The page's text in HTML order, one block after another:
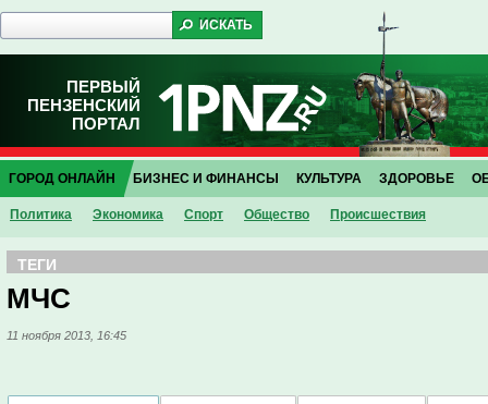
ПЕРВЫЙ
ПЕНЗЕНСКИЙ
ПОРТАЛ
ГОРОД ОНЛАЙН
Политика Экономика Спорт Общество Проиcшествия
БИЗНЕС И ФИНАНСЫ КУЛЬТУРА ЗДОРОВЬЕ
ТЕГИ
МЧС
11 ноября 2013, 16:45